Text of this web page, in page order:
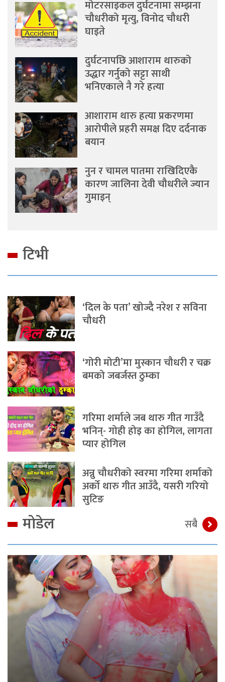
मोटरसाइकल दुर्घटनामा सम्झना
चौधरीको मृत्यु, विनोद चौधरी
घाइते
दुर्घटनापछि आशाराम थारुको
उद्धार गर्नुको सट्टा साथी
भनिएकाले नै गरे हत्या
आशाराम थारु हत्या प्रकरणमा
आरोपीले प्रहरी समक्ष दिए दर्दनाक
बयान
नुन र चामल पातमा राखिदिएकै
कारण जालिना देवी चौधरीले ज्यान
गुमाइन्
टिभी
‘दिल के पता’ खोज्दै नरेश र सविना
चौधरी
‘गोरी मोटी’मा मुस्कान चौधरी र चक्र
बमको जबर्जस्त ठुम्का
गरिमा शर्माले जब थारु गीत गाउँदै
भनिन्- गोही होइ का होगिल, लागता
प्यार होगिल
अन्नु चौधरीको स्वरमा गरिमा शर्माको
अर्को थारु गीत आउँदै, यसरी गरियो
सुटिङ
मोडेल सबै